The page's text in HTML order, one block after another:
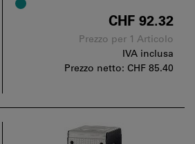
CHF 92.32
Prezzo per 1 Articolo
IVA inclusa
Prezzo netto: CHF 85.40